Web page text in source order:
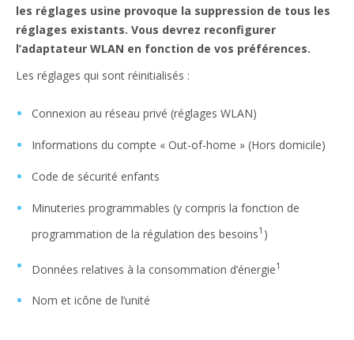
les réglages usine provoque la suppression de tous les
réglages existants. Vous devrez reconfigurer
l’adaptateur WLAN en fonction de vos préférences.
Les réglages qui sont réinitialisés :
Connexion au réseau privé (réglages WLAN)
Informations du compte « Out-of-home » (Hors domicile)
Code de sécurité enfants
Minuteries programmables (y compris la fonction de
programmation de la régulation des besoins1 )
Données relatives à la consommation d’énergie1
Nom et icône de l’unité